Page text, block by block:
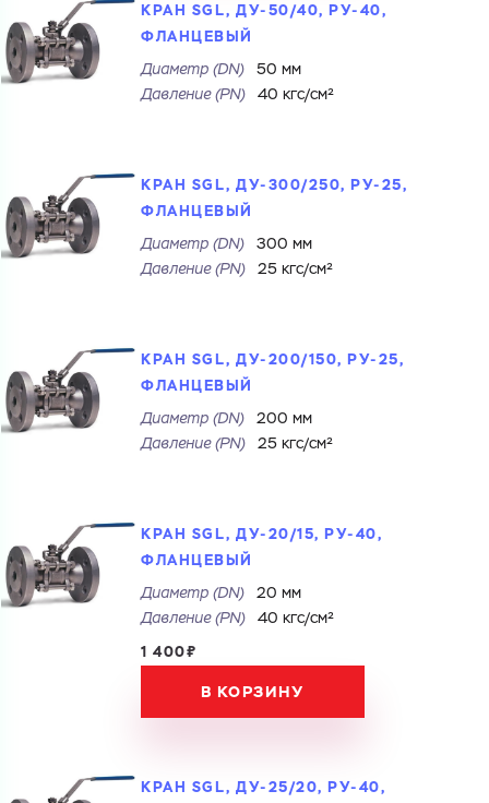
Электронная почта
Номер телефона
Электронная почта
Город
ЗАГРУЗИТЬ
ГОТОВО
КРАН SGL, ДУ-50/40, РУ-40,
ФЛАНЦЕВЫЙ
Диаметр (DN)
50 мм
Давление (РN)
40 кгс/см²
КРАН SGL, ДУ-300/250, РУ-25,
ФЛАНЦЕВЫЙ
Диаметр (DN)
300 мм
Давление (РN)
25 кгс/см²
КРАН SGL, ДУ-200/150, РУ-25,
ФЛАНЦЕВЫЙ
Диаметр (DN)
200 мм
Давление (РN)
25 кгс/см²
КРАН SGL, ДУ-20/15, РУ-40,
ФЛАНЦЕВЫЙ
Диаметр (DN)
20 мм
Давление (РN)
40 кгс/см²
1 400₽
В КОРЗИНУ
КРАН SGL, ДУ-25/20, РУ-40,